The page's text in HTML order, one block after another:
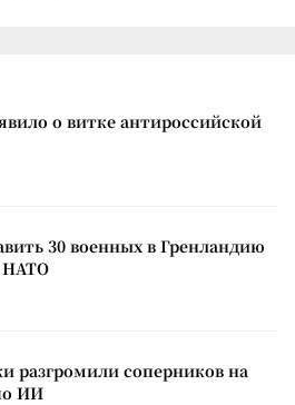
о витке антироссийской
30 военных в Гренландию
НАТО
разгромили соперников на
ИИ